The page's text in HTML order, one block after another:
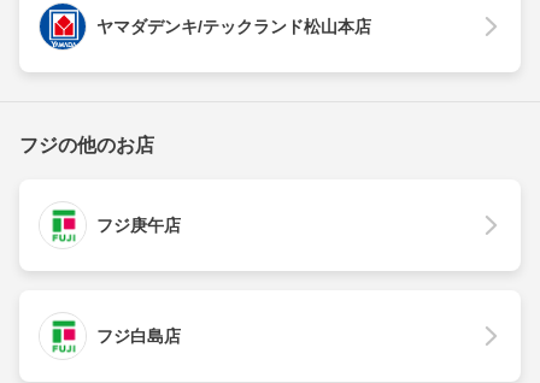
ヤマダデンキ/テックランド松山本店
フジの他のお店
フジ庚午店
フジ白島店